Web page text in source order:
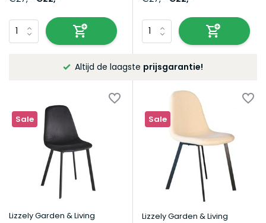
Altijd de laagste prijsgarantie!
Sale
Lizzely Garden & Living
Sale
Lizzely Garden & Living